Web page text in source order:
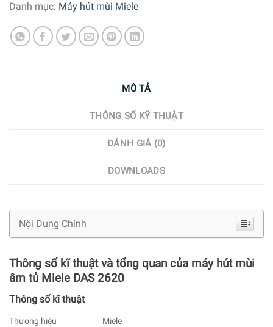
Danh mục: Máy hút mùi Miele
MÔ TẢ
THÔNG SỐ KỸ THUẬT
ĐÁNH GIÁ (0)
DOWNLOADS
Nội Dung Chính
Thông số kĩ thuật và tổng quan của máy hút mùi
âm tủ Miele DAS 2620
Thông số kĩ thuật
Thương hiệu
Miele